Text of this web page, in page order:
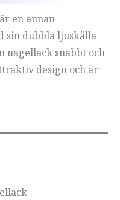
en annan
sin dubbla ljuskälla
nagellack snabbt och
design och är
-